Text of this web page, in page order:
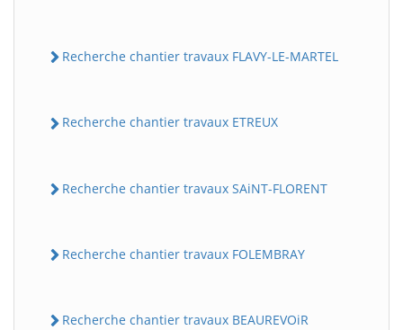
Recherche chantier travaux FLAVY-LE-MARTEL
Recherche chantier travaux ETREUX
Recherche chantier travaux SAiNT-FLORENT
Recherche chantier travaux FOLEMBRAY
Recherche chantier travaux BEAUREVOiR